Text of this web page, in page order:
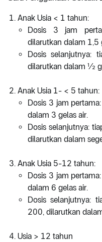
Anak Usia < 1 tahun:
Dosis 3 jam
dilarutkan dalam 1,5
Dosis selanjutnya:
dilarutkan dalam ½
Anak Usia 1- < 5 tahun:
Dosis 3 jam
dalam 3 gelas air.
Dosis selanjutnya:
dilarutkan dalam
Anak Usia 5-12 tahun:
Dosis 3 jam
dalam 6 gelas air.
Dosis selanjutnya:
200, dilarutkan
Usia > 12 tahun